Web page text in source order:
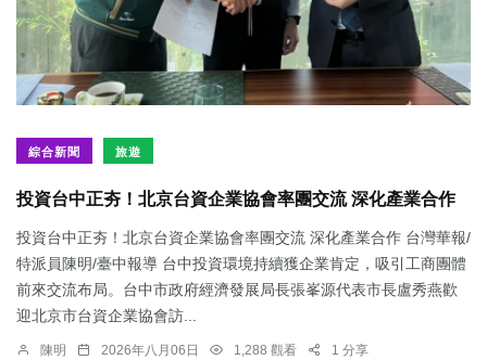
綜合新聞 旅遊
投資台中正夯！北京台資企業協會率團交流 深化產業合作
投資台中正夯！北京台資企業協會率團交流 深化產業合作 台灣華報/
特派員陳明/臺中報導 台中投資環境持續獲企業肯定，吸引工商團體
前來交流布局。台中市政府經濟發展局長張峯源代表市長盧秀燕歡
迎北京市台資企業協會訪...
陳明 2026年八月06日 1,288 觀看 1 分享